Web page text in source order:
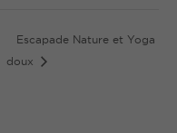
Escapade Nature et Yoga
doux